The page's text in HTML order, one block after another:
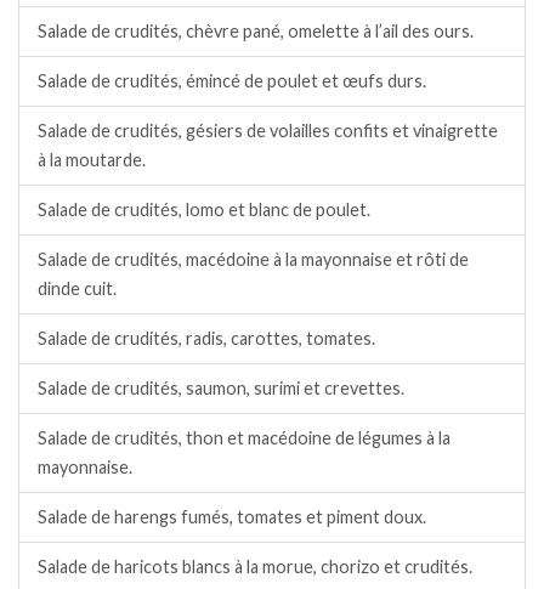
Salade de crudités, chèvre pané, omelette à l’ail des ours.
Salade de crudités, émincé de poulet et œufs durs.
Salade de crudités, gésiers de volailles confits et vinaigrette
à la moutarde.
Salade de crudités, lomo et blanc de poulet.
Salade de crudités, macédoine à la mayonnaise et rôti de
dinde cuit.
Salade de crudités, radis, carottes, tomates.
Salade de crudités, saumon, surimi et crevettes.
Salade de crudités, thon et macédoine de légumes à la
mayonnaise.
Salade de harengs fumés, tomates et piment doux.
Salade de haricots blancs à la morue, chorizo et crudités.